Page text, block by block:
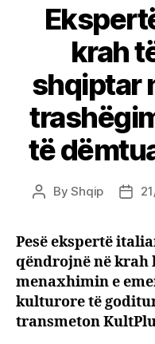
krah
shqiptar
të
PostByShqip
Post
Pesë ekspertë
qëndrojnë në krah
menaxhimin e
kulturore të
transmeton